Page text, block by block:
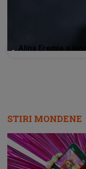
Alina Eremia a
STIRI MONDENE